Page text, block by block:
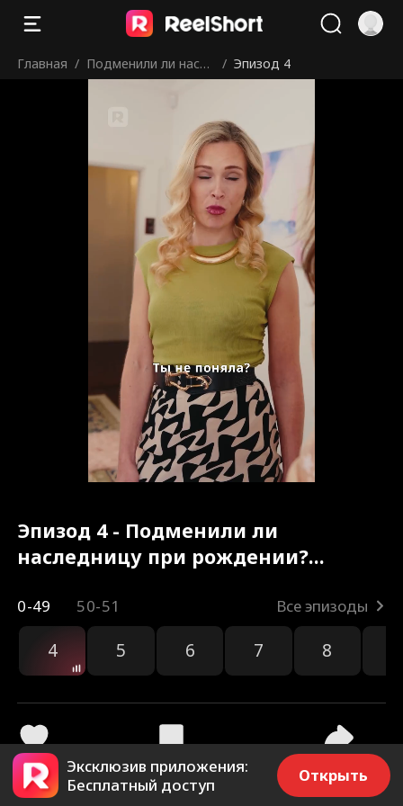
Главная / Подменили ли насле
/ Эпизод 4
Эпизод 4 - Подменили ли
наследницу при рождении?
0-49 50-51 Все эпизоды
4 5 6 7 8
10.5k 165.1k Поделиться
Эксклюзив приложения:
Бесплатный доступ
Открыть